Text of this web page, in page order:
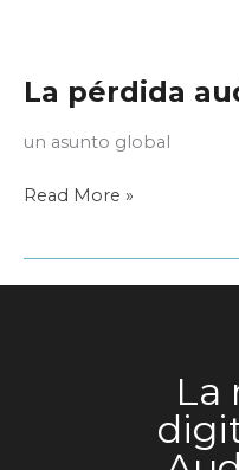
La pérdida
un asunto global
La
Read More »
La